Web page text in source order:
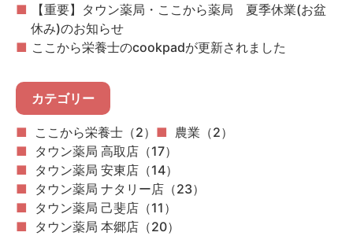
【重要】タウン薬局・ここから薬局 夏季休業(お盆
休み)のお知らせ
ここから栄養士のcookpadが更新されました
カテゴリー
ここから栄養士（2）
農業（2）
タウン薬局 高取店（17）
タウン薬局 安東店（14）
タウン薬局 ナタリー店（23）
タウン薬局 己斐店（11）
タウン薬局 本郷店（20）